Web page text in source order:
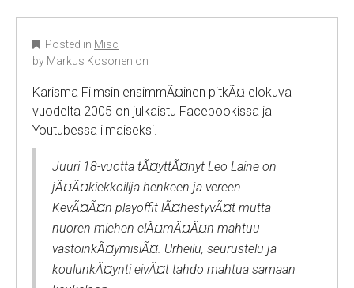
Posted in Misc
by Markus Kosonen on
Karisma Filmsin ensimmÃ¤inen pitkÃ¤ elokuva
vuodelta 2005 on julkaistu Facebookissa ja
Youtubessa ilmaiseksi.
Juuri 18-vuotta tÃ¤yttÃ¤nyt Leo Laine on
jÃ¤Ã¤kiekkoilija henkeen ja vereen.
KevÃ¤Ã¤n playoffit lÃ¤hestyvÃ¤t mutta
nuoren miehen elÃ¤mÃ¤Ã¤n mahtuu
vastoinkÃ¤ymisiÃ¤. Urheilu, seurustelu ja
koulunkÃ¤ynti eivÃ¤t tahdo mahtua samaan